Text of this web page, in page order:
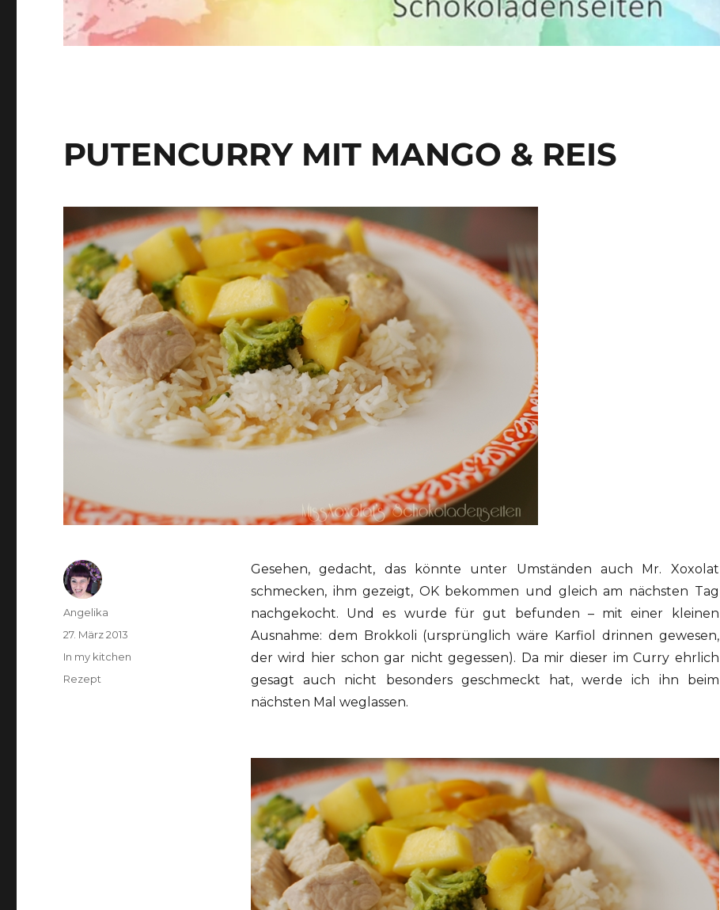
PUTENCURRY MIT MANGO & REIS
Gesehen, gedacht, das könnte unter Umständen auch Mr. Xoxolat
schmecken, ihm gezeigt, OK bekommen und gleich am nächsten Tag
nachgekocht. Und es wurde für gut befunden – mit einer kleinen
Ausnahme: dem Brokkoli (ursprünglich wäre Karfiol drinnen gewesen,
der wird hier schon gar nicht gegessen). Da mir dieser im Curry ehrlich
gesagt auch nicht besonders geschmeckt hat, werde ich ihn beim
nächsten Mal weglassen.
Autor
Angelika
Veröffentlicht
27. März 2013
Kategorien
In my kitchen
Schlagwörter
Rezept